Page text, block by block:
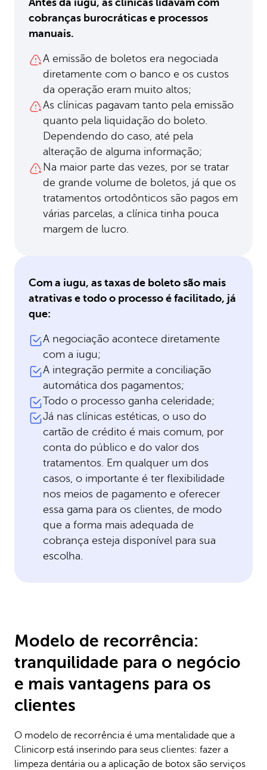
Antes da iugu, as clínicas lidavam com
cobranças burocráticas e processos
manuais.
A emissão de boletos era negociada
diretamente com o banco e os custos
da operação eram muito altos;
As clínicas pagavam tanto pela emissão
quanto pela liquidação do boleto.
Dependendo do caso, até pela
alteração de alguma informação;
Na maior parte das vezes, por se tratar
de grande volume de boletos, já que os
tratamentos ortodônticos são pagos em
várias parcelas, a clínica tinha pouca
margem de lucro.
Com a iugu, as taxas de boleto são mais
atrativas e todo o processo é facilitado, já
que:
A negociação acontece diretamente
com a iugu;
A integração permite a conciliação
automática dos pagamentos;
Todo o processo ganha celeridade;
Já nas clínicas estéticas, o uso do
cartão de crédito é mais comum, por
conta do público e do valor dos
tratamentos. Em qualquer um dos
casos, o importante é ter flexibilidade
nos meios de pagamento e oferecer
essa gama para os clientes, de modo
que a forma mais adequada de
cobrança esteja disponível para sua
escolha.
Modelo de recorrência:
tranquilidade para o negócio
e mais vantagens para os
clientes
O modelo de recorrência é uma mentalidade que a
Clinicorp está inserindo para seus clientes: fazer a
limpeza dentária ou a aplicação de botox são serviços